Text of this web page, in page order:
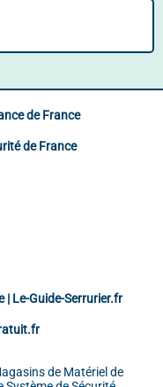
de France
de France
| Le-Guide-Serrurier.fr
de Matériel de